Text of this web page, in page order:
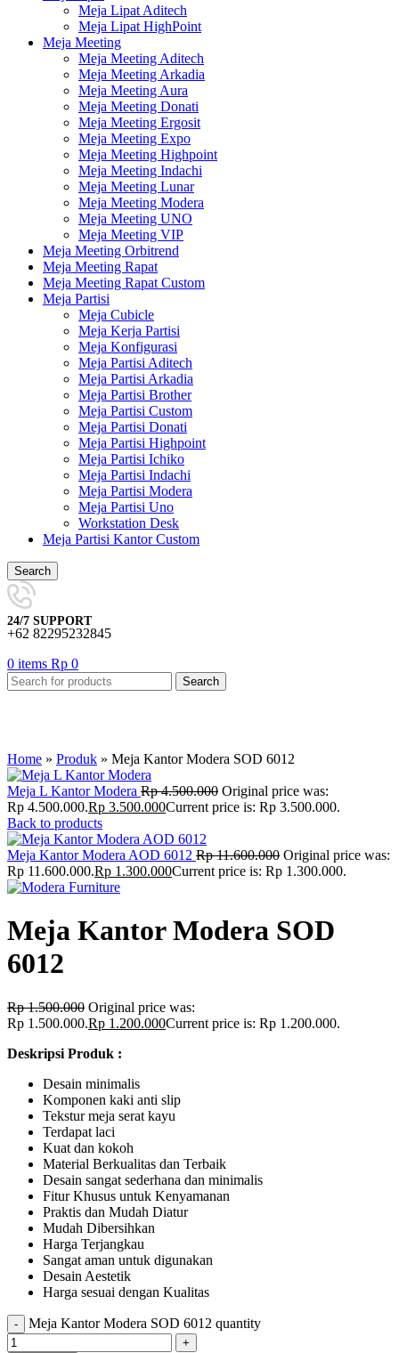
Meja Lipat Aditech
Meja Lipat HighPoint
Meja Meeting
Meja Meeting Aditech
Meja Meeting Arkadia
Meja Meeting Aura
Meja Meeting Donati
Meja Meeting Ergosit
Meja Meeting Expo
Meja Meeting Highpoint
Meja Meeting Indachi
Meja Meeting Lunar
Meja Meeting Modera
Meja Meeting UNO
Meja Meeting VIP
Meja Meeting Orbitrend
Meja Meeting Rapat
Meja Meeting Rapat Custom
Meja Partisi
Meja Cubicle
Meja Kerja Partisi
Meja Konfigurasi
Meja Partisi Aditech
Meja Partisi Arkadia
Meja Partisi Brother
Meja Partisi Custom
Meja Partisi Donati
Meja Partisi Highpoint
Meja Partisi Ichiko
Meja Partisi Indachi
Meja Partisi Modera
Meja Partisi Uno
Workstation Desk
Meja Partisi Kantor Custom
Search
24/7 SUPPORT
+62 82295232845
0 items Rp 0
Search
Home » Produk » Meja Kantor Modera SOD 6012
Meja L Kantor Modera Rp4.500.000 Original price was:
Rp 4.500.000.Rp 3.500.000Current price is: Rp 3.500.000.
Back to products
Meja Kantor Modera AOD 6012 Rp11.600.000 Original price was:
Rp 11.600.000.Rp 1.300.000Current price is: Rp 1.300.000.
Meja Kantor Modera SOD
6012
Rp1.500.000 Original price was:
Rp 1.500.000.Rp 1.200.000Current price is: Rp 1.200.000.
Deskripsi Produk :
Desain minimalis
Komponen kaki anti slip
Tekstur meja serat kayu
Terdapat laci
Kuat dan kokoh
Material Berkualitas dan Terbaik
Desain sangat sederhana dan minimalis
Fitur Khusus untuk Kenyamanan
Praktis dan Mudah Diatur
Mudah Dibersihkan
Harga Terjangkau
Sangat aman untuk digunakan
Desain Aestetik
Harga sesuai dengan Kualitas
Meja Kantor Modera SOD 6012 quantity